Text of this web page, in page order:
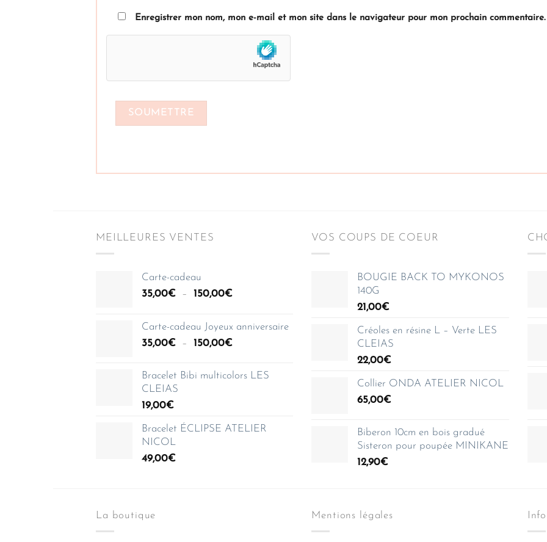
Enregistrer mon nom, mon e-mail et mon site dans le navigateur pour mon prochain commentaire.
MEILLEURES VENTES
Carte-cadeau
35,00€ – 150,00€Plage
à
Carte-cadeau Joyeux anniversaire
35,00€ – 150,00€Plage
prix :
Bracelet Bibi multicolors LES
CLEIAS
19,00€
Bracelet ÉCLIPSE ATELIER
NICOL
49,00€
VOS COUPS DE COEUR
BOUGIE BACK TO MYKONOS
140G
21,00€
Créoles en résine L – Verte LES
CLEIAS
22,00€
Collier ONDA ATELIER NICOL
65,00€
Biberon 10cm en bois gradué
Sisteron pour poupée MINIKANE
12,90€
La boutique Mentions légales